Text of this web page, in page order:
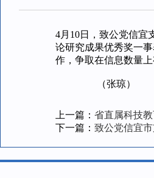
4月10日，致公党信宜
论研究成果优秀奖一
作，争取在信息数量
（张琼）
上一篇： 省直属科技
下一篇： 致公党信宜